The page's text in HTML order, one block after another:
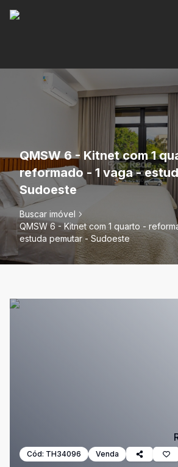
QMSW 6 - Kitnet com 1
reformado - 1 vaga -
Sudoeste
Buscar imóvel
QMSW 6 - Kitnet com 1 quarto -
estuda pemutar - Sudoeste
Cód: TH34096 Venda